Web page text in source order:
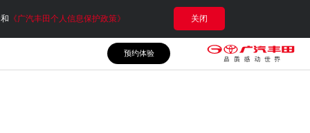
《广汽丰田个人信息保护政策》 关闭
预约体验